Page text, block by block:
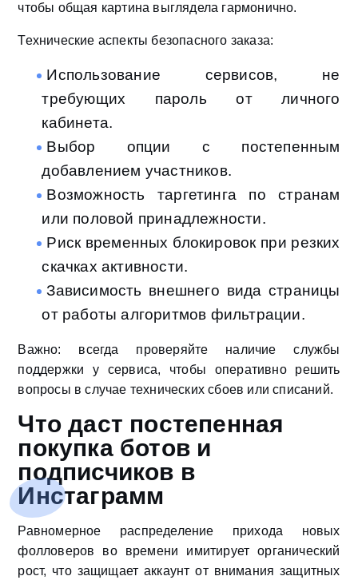
чтобы общая картина выглядела гармонично.
Технические аспекты безопасного заказа:
Использование сервисов, не
требующих пароль от личного
кабинета.
Выбор опции с постепенным
добавлением участников.
Возможность таргетинга по странам
или половой принадлежности.
Риск временных блокировок при резких
скачках активности.
Зависимость внешнего вида страницы
от работы алгоритмов фильтрации.
Важно: всегда проверяйте наличие службы
поддержки у сервиса, чтобы оперативно решить
вопросы в случае технических сбоев или списаний.
Что даст постепенная
покупка ботов и
подписчиков в
Инстаграмм
Равномерное распределение прихода новых
фолловеров во времени имитирует органический
рост, что защищает аккаунт от внимания защитных